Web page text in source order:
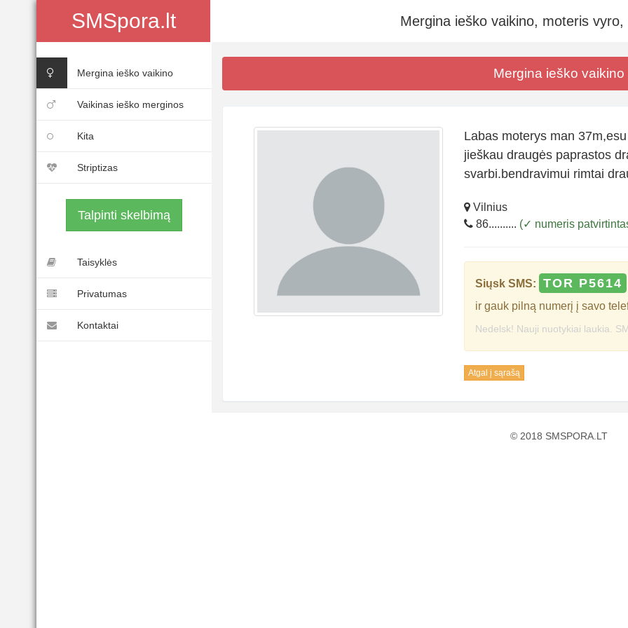
SMSpora.lt Mergina ieško vaikino, moteris
Mergina ieško vaikino
Vaikinas ieško merginos
Kita
Striptizas
Talpinti skelbimą
Taisyklės
Privatumas
Kontaktai
Mergina ieško vaikino
Labas moterys man
jieškau draugės paprastos
svarbi.bendravimui rimtai
Vilnius
86.......... (✓ numeris
Siųsk SMS: TOR P5614
ir gauk pilną numerį į savo
Nedelsk! Nauji nuotykiai laukia.
Atgal į sąrašą
© 2018 SMSPORA.LT